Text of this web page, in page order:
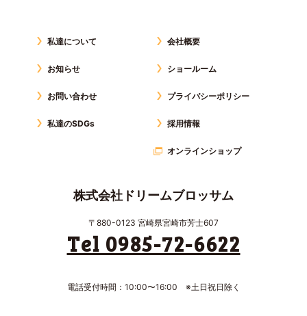
私達について
お知らせ
お問い合わせ
私達のSDGs
会社概要
ショールーム
プライバシーポリシー
採用情報
オンラインショップ
株式会社ドリームブロッサム
〒880-0123 宮崎県宮崎市芳士607
Tel 0985-72-6622
電話受付時間：10:00〜16:00 ※土日祝日除く